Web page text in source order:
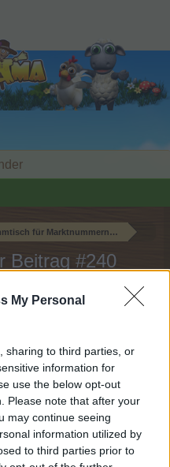
My Personal
sharing to third parties, or
information for
use the below opt-out
Please note that after your
may continue seeing
information utilized by
to third parties prior to
für Marktnummernsucher XXI
Beitrag #240
an den
eigene Themen
bitte zunächst
keinen
Dich neu.
Besuch in